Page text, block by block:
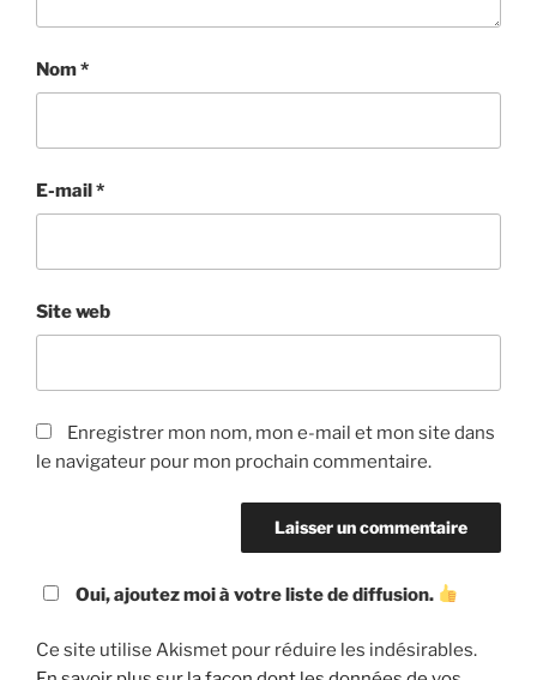
Nom*
E-mail*
Site web
Enregistrer mon nom, mon e-mail et mon site dans
le navigateur pour mon prochain commentaire.
Oui, ajoutez moi à votre liste de diffusion.
Ce site utilise Akismet pour réduire les indésirables.